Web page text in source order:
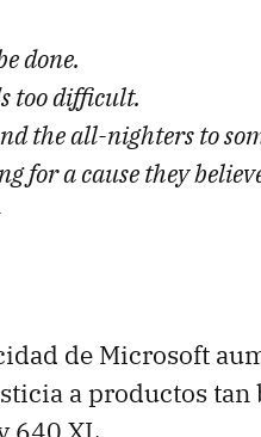
done.
too difficult.
the all-nighters to
for a cause they
de Microsoft
a productos tan